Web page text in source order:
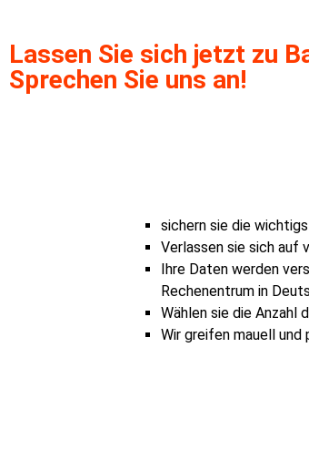
Lassen Sie sich jetzt zu
Sprechen Sie uns an!
sichern sie die
Verlassen sie sich auf
Ihre Daten werden
Rechenentrum in
Wählen sie die Anzahl
Wir greifen mauell